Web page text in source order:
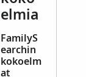
elmia
FamilyS
earchin
kokoelm
at